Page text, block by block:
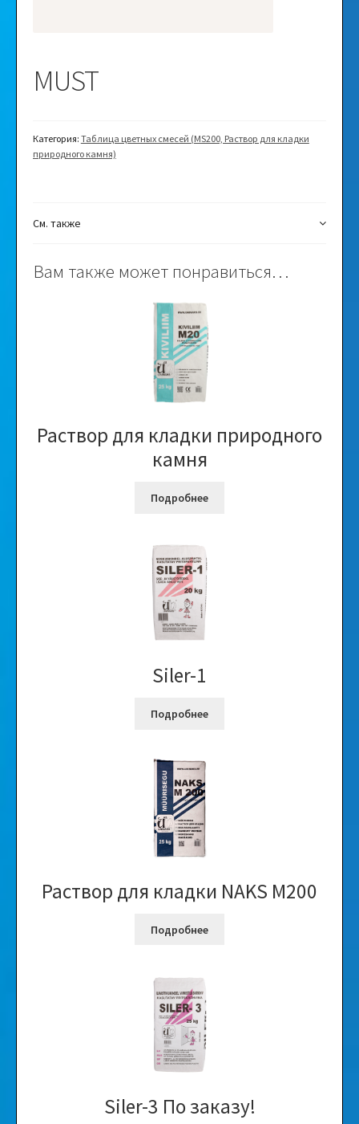
Галерея
MUST
Категория: Таблица цветных смесей (MS200, Раствор для кладки
природного камня)
См. также
Вам также может понравиться…
Раствор для кладки природного
камня
Подробнее
Siler-1
Подробнее
Раствор для кладки NAKS M200
Подробнее
Siler-3 По заказу!